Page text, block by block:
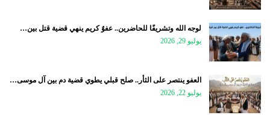
لوجه الله وتشريفًا للحاضرين.. عفوٌ كريم ينهي قضية قتل بين…
يوليو 29, 2026
العفو ينتصر على الثأر.. صلح قبلي يطوي قضية دم بين آل موسى…
يوليو 22, 2026